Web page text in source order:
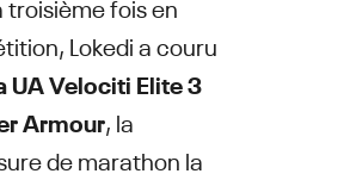
troisième fois en
Lokedi a couru
UA Velociti Elite 3
Armour, la
de marathon la